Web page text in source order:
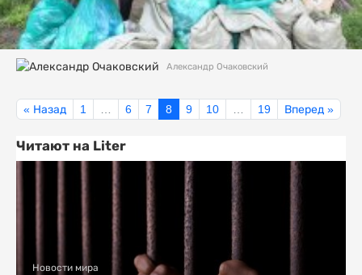
Александр Очаковский
« Назад 1 6 7 8 9 10 19 Вперед »
Читают на Liter
Новости мира